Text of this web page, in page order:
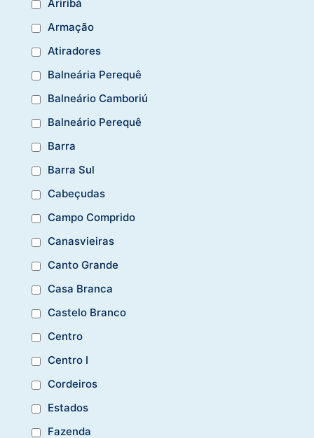
Ariribá
Armação
Atiradores
Balneária Perequê
Balneário Camboriú
Balneário Perequê
Barra
Barra Sul
Cabeçudas
Campo Comprido
Canasvieiras
Canto Grande
Casa Branca
Castelo Branco
Centro
Centro I
Cordeiros
Estados
Fazenda